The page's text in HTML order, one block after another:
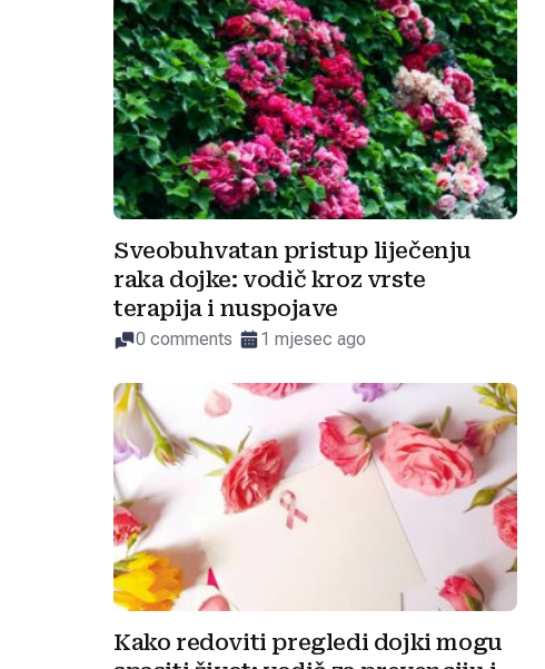
Sveobuhvatan pristup liječenju
raka dojke: vodič kroz vrste
terapija i nuspojave
0 comments 1 mjesec ago
Kako redoviti pregledi dojki mogu